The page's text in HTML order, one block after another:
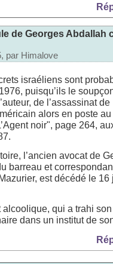
de Georges Abdallah
par Himalove
israéliens sont
puisqu’ils le
de l’assassinat
alors en poste
noir", page 264,
l’ancien avocat de
barreau et
est décédé le
alcoolique, qui a trahi
dans un institut de